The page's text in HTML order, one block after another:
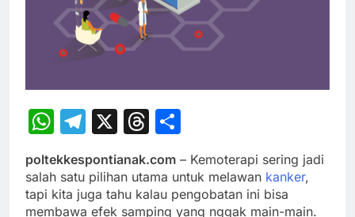
WhatsApp
Telegram
X Threads
poltekkespontianak.com – Kemoterapi sering jadi
salah satu pilihan utama untuk melawan kanker,
tapi kita juga tahu kalau pengobatan ini bisa
membawa efek samping yang nggak main-main.